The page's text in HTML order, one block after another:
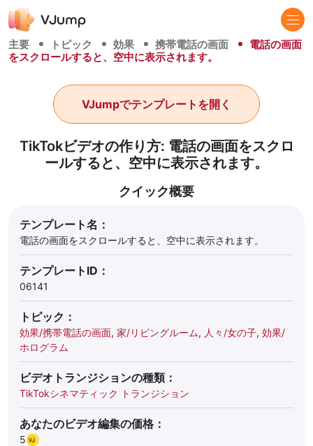
主要 トピック 効果 携帯電話の画面
電話の画面
をスクロールすると、空中に表示されます。
TikTokビデオの作り方: 電話の画面をスクロ
ールすると、空中に表示されます。
VJumpでテンプレートを開く
クイック概要
テンプレート名：
電話の画面をスクロールすると、空中に表示されます。
テンプレートID：
06141
トピック：
効果/携帯電話の画面, 家/リビングルーム, 人々/女の子, 効果/
ホログラム
ビデオトランジションの種類：
TikTokシネマティック トランジション
あなたのビデオ編集の価格：
5